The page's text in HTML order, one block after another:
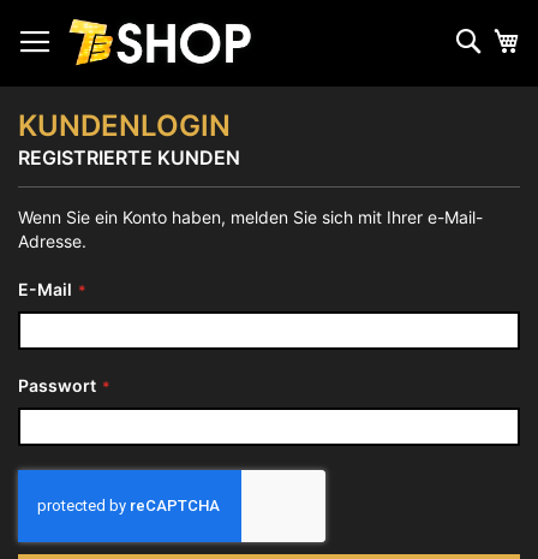
Inhalt
springen
KUNDENLOGIN
REGISTRIERTE KUNDEN
Wenn Sie ein Konto haben, melden Sie sich mit Ihrer e-Mail-
Adresse.
E-Mail
Passwort